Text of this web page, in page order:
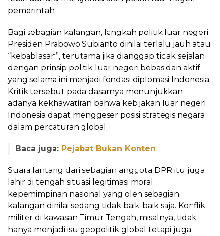
pemerintah.
Bagi sebagian kalangan, langkah politik luar negeri
Presiden Prabowo Subianto dinilai terlalu jauh atau
“kebablasan”, terutama jika dianggap tidak sejalan
dengan prinsip politik luar negeri bebas dan aktif
yang selama ini menjadi fondasi diplomasi Indonesia.
Kritik tersebut pada dasarnya menunjukkan
adanya kekhawatiran bahwa kebijakan luar negeri
Indonesia dapat menggeser posisi strategis negara
dalam percaturan global.
Baca juga: Pejabat Bukan Konten
Suara lantang dari sebagian anggota DPR itu juga
lahir di tengah situasi legitimasi moral
kepemimpinan nasional yang oleh sebagian
kalangan dinilai sedang tidak baik-baik saja. Konflik
militer di kawasan Timur Tengah, misalnya, tidak
hanya menjadi isu geopolitik global tetapi juga